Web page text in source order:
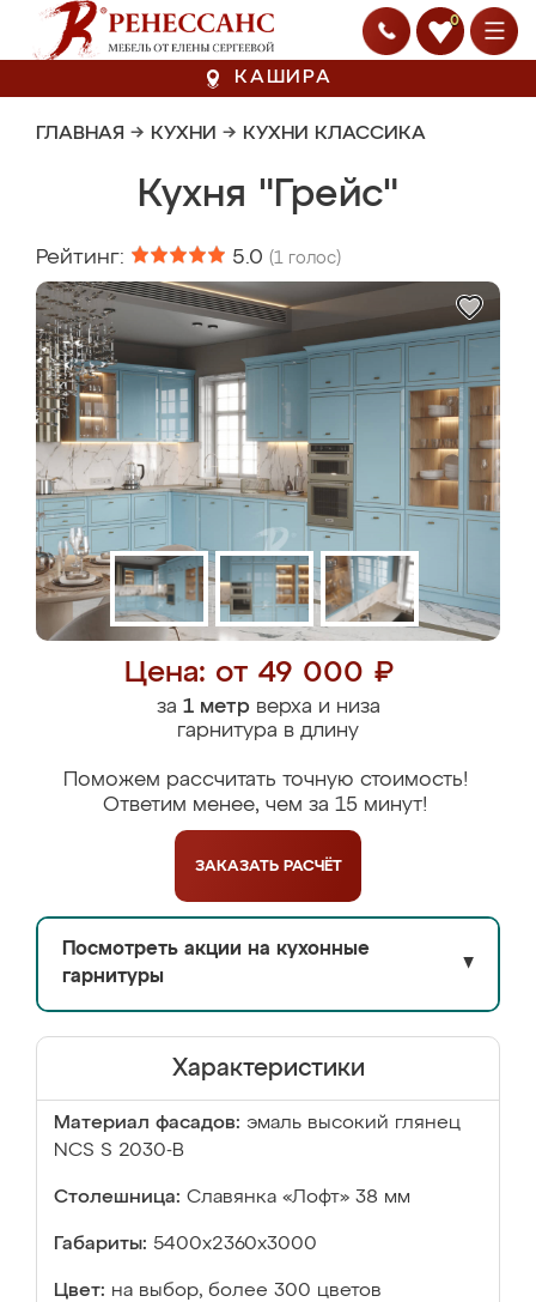
0
КАШИРА
ГЛАВНАЯ → КУХНИ → КУХНИ КЛАССИКА
Кухня "Грейс"
Рейтинг: 5.0 (1 голос)
Цена: от 49 000 ₽
за 1 метрверха и низа
гарнитура в длину
Поможем рассчитать точную стоимость!
Ответим менее, чем за 15 минут!
ЗАКАЗАТЬ РАСЧЁТ
Посмотреть акции на кухонные
гарнитуры
▼
Характеристики
Материал фасадов: эмаль высокий глянец
NCS S 2030-B
Столешница: Славянка «Лофт» 38 мм
Габариты: 5400х2360х3000
Цвет: на выбор, более 300 цветов